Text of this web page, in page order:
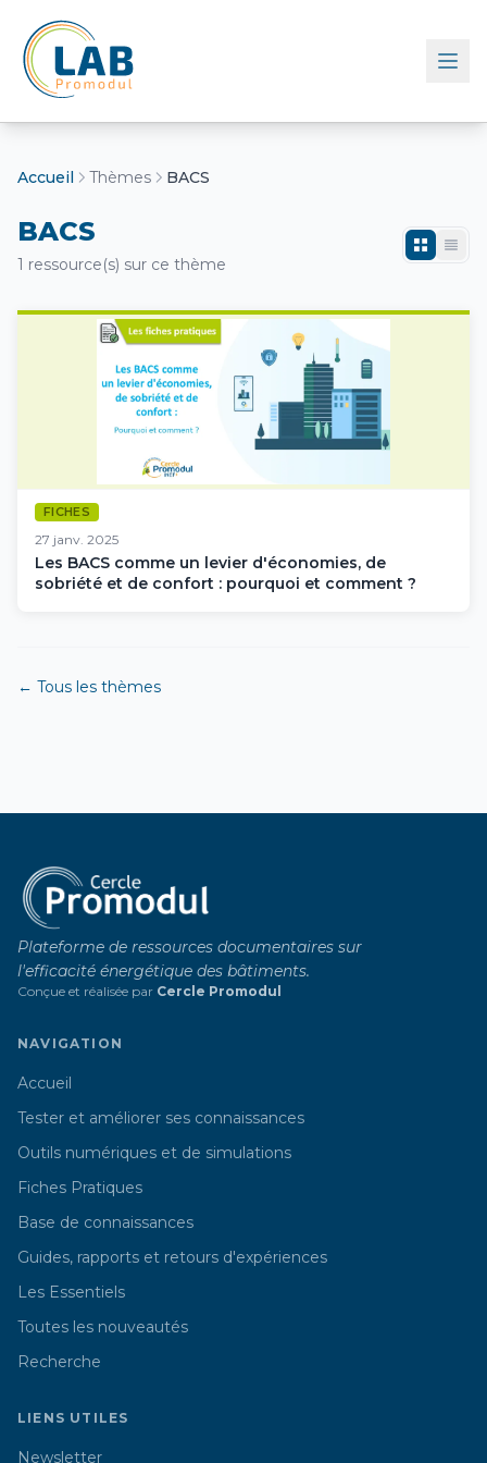
Retour à l'accueil
Accueil Thèmes BACS
BACS
1 ressource(s) sur ce thème
FICHES
27 janv. 2025
Les BACS comme un levier d'économies, de
sobriété et de confort : pourquoi et comment ?
← Tous les thèmes
Plateforme de ressources documentaires sur
l'efficacité énergétique des bâtiments.
Conçue et réalisée par Cercle Promodul
NAVIGATION
Accueil
Tester et améliorer ses connaissances
Outils numériques et de simulations
Fiches Pratiques
Base de connaissances
Guides, rapports et retours d'expériences
Les Essentiels
Toutes les nouveautés
Recherche
LIENS UTILES
Newsletter